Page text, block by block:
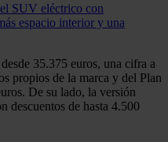
SUV eléctrico con
espacio interior y una
35.375 euros, una cifra a
propios de la marca y del Plan
De su lado, la versión
descuentos de hasta 4.500